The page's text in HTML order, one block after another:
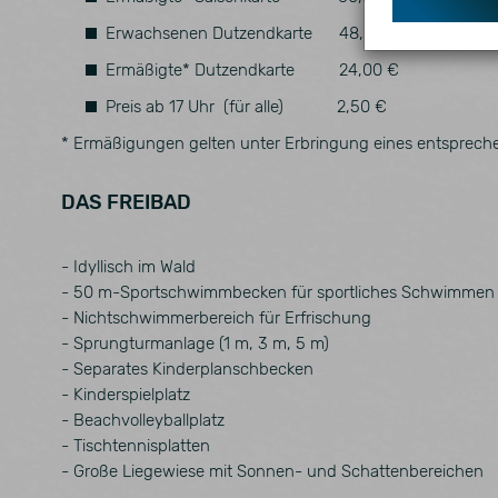
Erwachsenen Dutzendkarte 48,00 €
Ermäßigte* Dutzendkarte 24,00 €
Preis ab 17 Uhr (für alle) 2,50 €
* Ermäßigungen gelten unter Erbringung eines
DAS FREIBAD
- Idyllisch im Wald
- 50 m-Sportschwimmbecken für sportliches Schwimmen
- Nichtschwimmerbereich für Erfrischung
- Sprungturmanlage (1 m, 3 m, 5 m)
- Separates Kinderplanschbecken
- Kinderspielplatz
- Beachvolleyballplatz
- Tischtennisplatten
- Große Liegewiese mit Sonnen- und Schattenbereichen
Name
_pk_id